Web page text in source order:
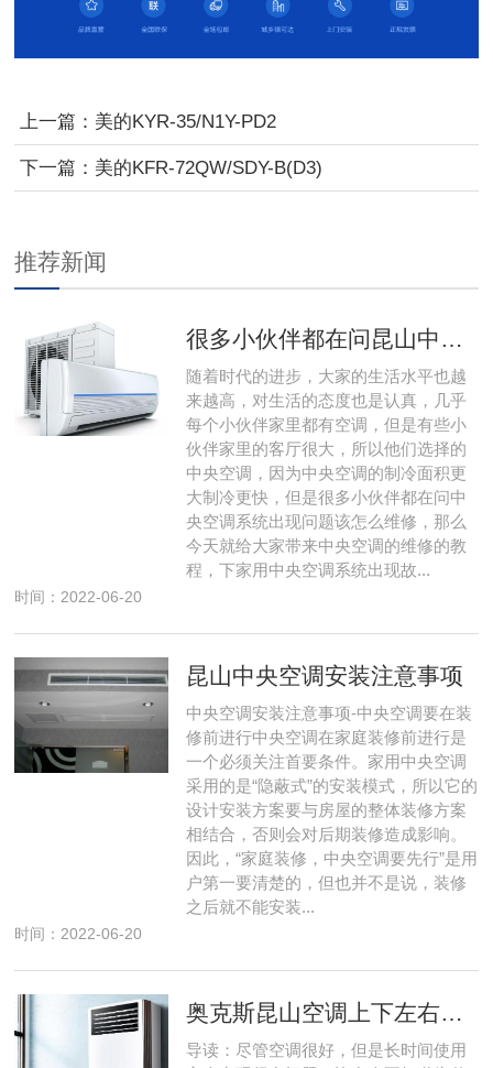
上一篇： 美的KYR-35/N1Y-PD2
下一篇： 美的KFR-72QW/SDY-B(D3)
推荐新闻
很多小伙伴都在问昆山中央空调系统出现问题该怎么维修，那么今天就给大家带来昆山中央空调的维修的教程，下 家用昆山中央空调系统出现故障该怎么维修
随着时代的进步，大家的生活水平也越
来越高，对生活的态度也是认真，几乎
每个小伙伴家里都有空调，但是有些小
伙伴家里的客厅很大，所以他们选择的
中央空调，因为中央空调的制冷面积更
大制冷更快，但是很多小伙伴都在问中
央空调系统出现问题该怎么维修，那么
今天就给大家带来中央空调的维修的教
程，下家用中央空调系统出现故...
时间：2022-06-20
昆山中央空调安装注意事项
中央空调安装注意事项-中央空调要在装
修前进行中央空调在家庭装修前进行是
一个必须关注首要条件。家用中央空调
采用的是“隐蔽式”的安装模式，所以它的
设计安装方案要与房屋的整体装修方案
相结合，否则会对后期装修造成影响。
因此，“家庭装修，中央空调要先行”是用
户第一要清楚的，但也并不是说，装修
之后就不能安装...
时间：2022-06-20
奥克斯昆山空调上下左右扫风不动怎么弄
导读：尽管空调很好，但是长时间使用